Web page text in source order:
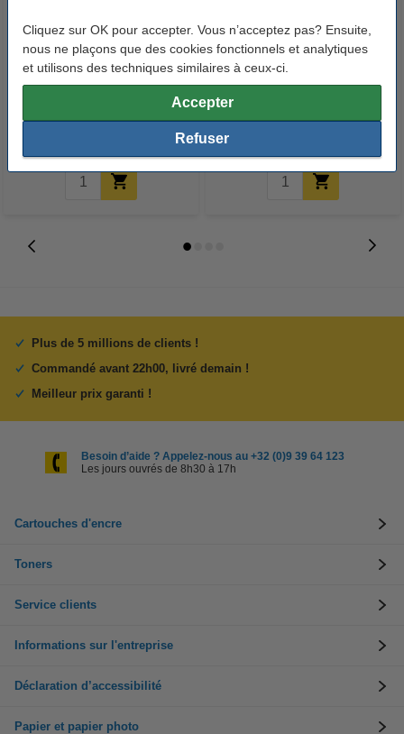
Cliquez sur OK pour accepter. Vous n’acceptez pas? Ensuite,
nous ne plaçons que des cookies fonctionnels et analytiques
et utilisons des techniques similaires à ceux-ci.
Accepter
Refuser
123encre stylo à bille sans
impression (50 pièces) - bleu
123encre repose-pieds réglable
Plus de 5 millions de clients !
Commandé avant 22h00, livré demain !
Meilleur prix garanti !
Besoin d’aide ? Appelez-nous au +32 (0)9 39 64 123
Les jours ouvrés de 8h30 à 17h
Cartouches d'encre
Toners
Service clients
Informations sur l'entreprise
Déclaration d’accessibilité
Papier et papier photo